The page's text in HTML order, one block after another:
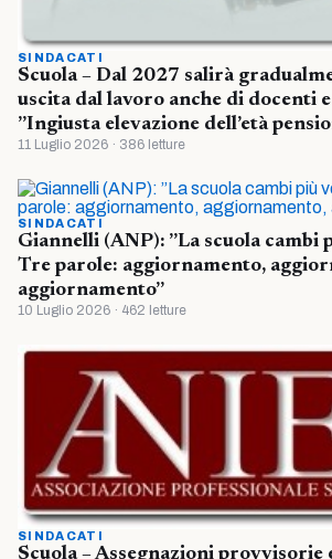
SINDACATI
Scuola – Dal 2027 salirà
uscita dal lavoro anche di docenti
”Ingiusta elevazione dell’età
11 Luglio 2026 · 386 letture
SINDACATI
Giannelli (ANP): ”La scuola cambi
Tre parole: aggiornamento,
aggiornamento”
10 Luglio 2026 · 462 letture
SINDACATI
Scuola – Assegnazioni provvisorie